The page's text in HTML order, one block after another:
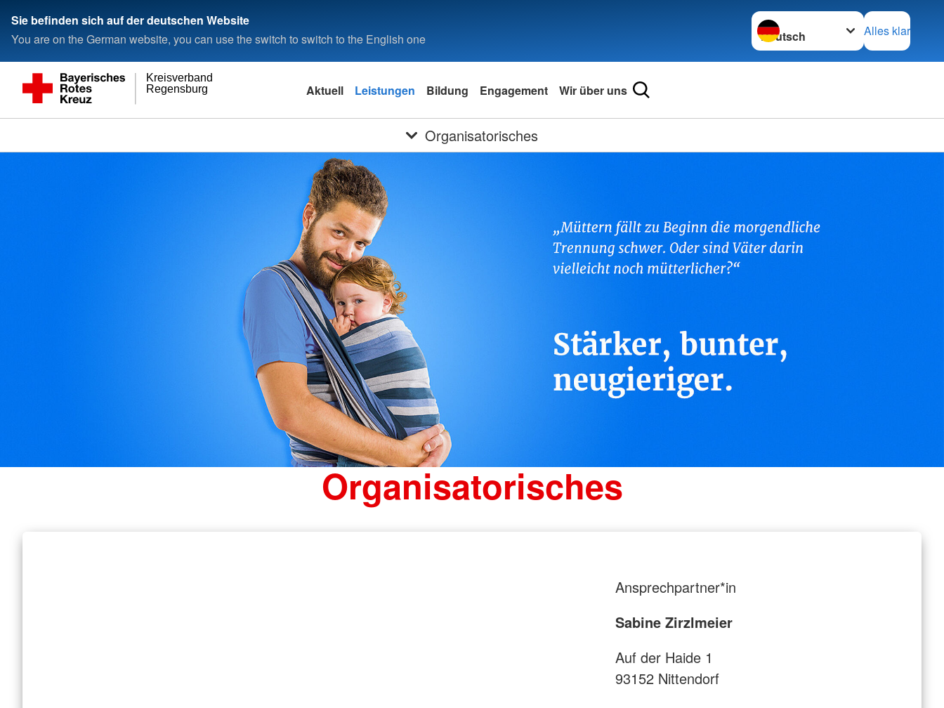
Sie befinden sich auf der deutschen Website
You are on the German website, you can use the switch to switch to the English one
Sprache wechseln zu
Alles klar
Regensburg
Kreisverband
Aktuell Leistungen Bildung Engagement Wir über uns
Organisatorisches
Organisatorisches
Ansprechpartner*in
Sabine Zirzlmeier
Auf der Haide 1
93152 Nittendorf